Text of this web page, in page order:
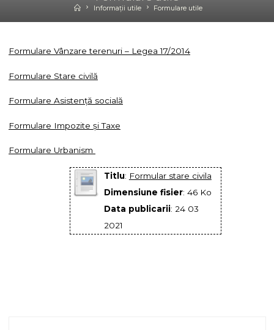
HomeInformații utile Formulare utile
Formulare Vânzare terenuri – Legea 17/2014
Formulare Stare civilă
Formulare Asistență socială
Formulare Impozite și Taxe
Formulare Urbanism
Titlu: Formular stare civila
Dimensiune fisier: 46 Ko
Data publicarii: 24 03
2021